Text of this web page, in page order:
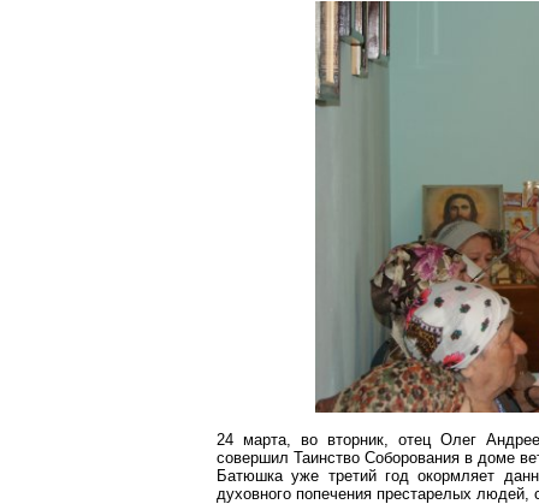
24 марта, во вторник, отец Олег
совершил Таинство Соборования в доме
Батюшка уже третий год окормляет
духовного попечения престарелых